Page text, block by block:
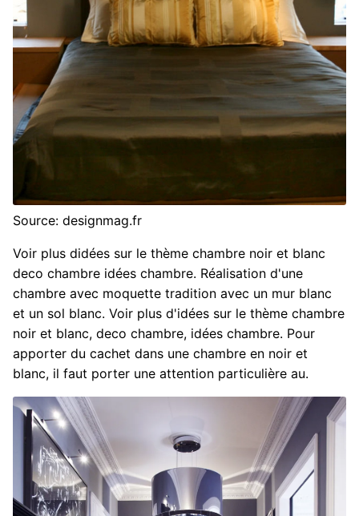
Source: designmag.fr
Voir plus didées sur le thème chambre noir et blanc
deco chambre idées chambre. Réalisation d'une
chambre avec moquette tradition avec un mur blanc
et un sol blanc. Voir plus d'idées sur le thème chambre
noir et blanc, deco chambre, idées chambre. Pour
apporter du cachet dans une chambre en noir et
blanc, il faut porter une attention particulière au.